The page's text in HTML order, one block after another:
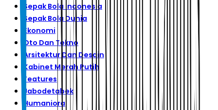
Sepak Bola Indonesia
Sepak Bola Dunia
Ekonomi
Oto Dan Tekno
Arsitektur Dan Desain
Kabinet Merah Putih
Features
Jabodetabek
Humaniora